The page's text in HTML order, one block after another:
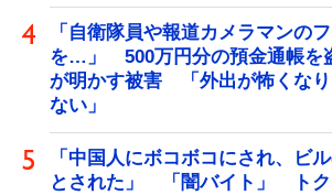
「自衛隊員や報道カメラマンの
を…」 500万円分の預金通帳を
が明かす被害 「外出が怖くな
ない」
「中国人にボコボコにされ、ビ
とされた」 「闇バイト」 トク